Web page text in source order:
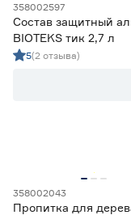
358002597
Состав защитный
BIOTEKS тик 2,7 л
5(2 отзыва)
358002043
Пропитка для